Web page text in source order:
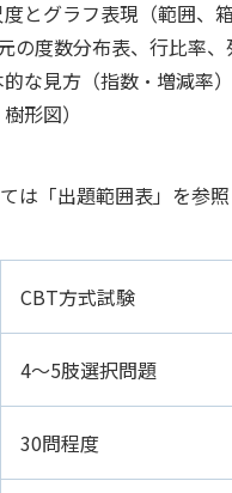
とグラフ表現（範囲、箱
の度数分布表、行比率、
な見方（指数・増減率）
形図）
は「出題範囲表」を参照
CBT方式試験
4～5肢選択問題
30問程度